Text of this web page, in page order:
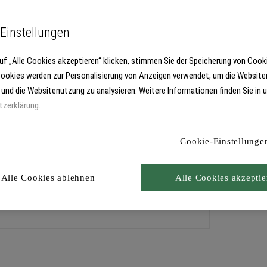
als Grob-, Füll- und Feinspachtel. Zum Füllen von
„Alle Cookies akzeptieren“ klicken, stimmen Sie der Speicherung von
werden zur Personalisierung von Anzeigen verwendet, um die
die Websitenutzung zu analysieren. Weitere Informationen finden Sie in
.
Cookie-
Alle Cookies ablehnen Alle Cookies